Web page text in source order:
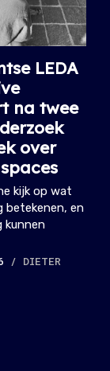
LEDA
na twee
over
kijk op wat
betekenen, en
kunnen
/ DIETER